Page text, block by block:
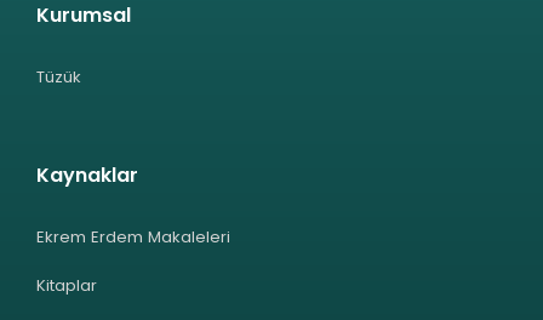
Kurumsal
Tüzük
Kaynaklar
Ekrem Erdem Makaleleri
Kitaplar